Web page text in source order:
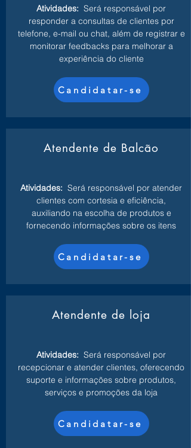
Atividades: Será responsável por
responder a consultas de clientes por
telefone, e-mail ou chat, além de registrar e
monitorar feedbacks para melhorar a
experiência do cliente
Candidatar-se
Atendente de Balcão
Atividades: Será responsável por atender
clientes com cortesia e eficiência,
auxiliando na escolha de produtos e
fornecendo informações sobre os itens
Candidatar-se
Atendente de loja
Atividades: Será responsável por
recepcionar e atender clientes, oferecendo
suporte e informações sobre produtos,
serviços e promoções da loja
Candidatar-se